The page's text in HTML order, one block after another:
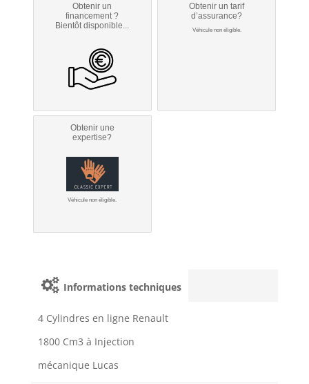
Obtenir un
financement ?
Bientôt disponible...
Obtenir un tarif
d’assurance?
Véhicule non éligible.
Obtenir une
expertise?
Véhicule non éligible.
Informations techniques
4 Cylindres en ligne Renault
1800 Cm3 à Injection
mécanique Lucas